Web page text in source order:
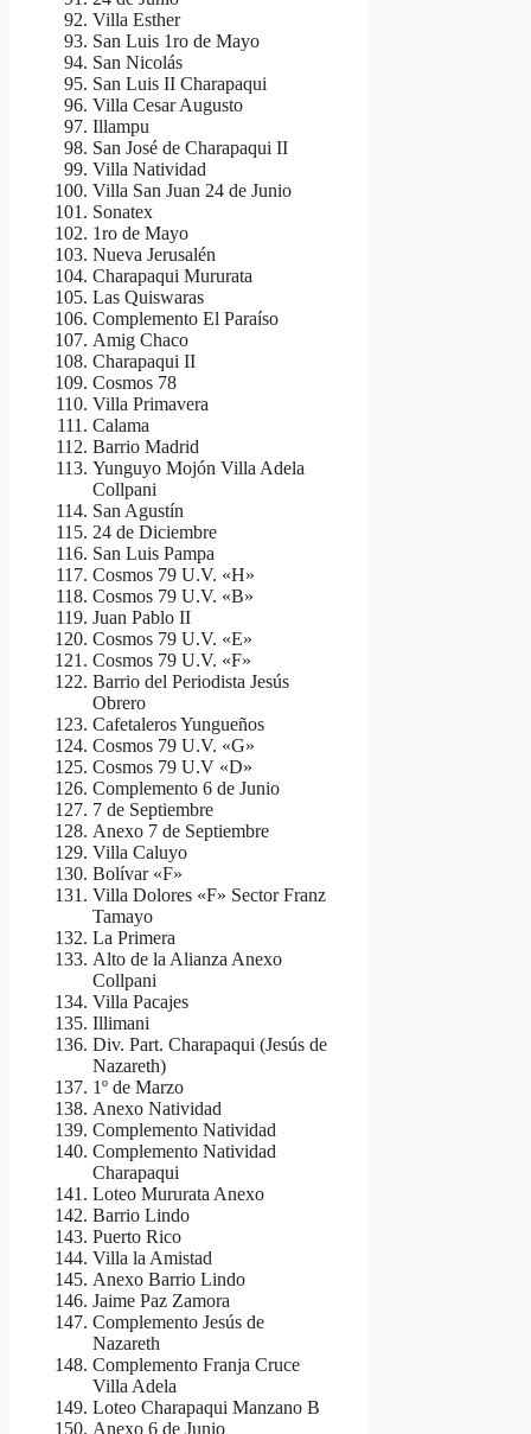
Villa Esther
San Luis 1ro de Mayo
San Nicolás
San Luis II Charapaqui
Villa Cesar Augusto
Illampu
San José de Charapaqui II
Villa Natividad
Villa San Juan 24 de Junio
Sonatex
1ro de Mayo
Nueva Jerusalén
Charapaqui Mururata
Las Quiswaras
Complemento El Paraíso
Amig Chaco
Charapaqui II
Cosmos 78
Villa Primavera
Calama
Barrio Madrid
Yunguyo Mojón Villa Adela
Collpani
San Agustín
24 de Diciembre
San Luis Pampa
Cosmos 79 U.V. «H»
Cosmos 79 U.V. «B»
Juan Pablo II
Cosmos 79 U.V. «E»
Cosmos 79 U.V. «F»
Barrio del Periodista Jesús
Obrero
Cafetaleros Yungueños
Cosmos 79 U.V. «G»
Cosmos 79 U.V «D»
Complemento 6 de Junio
7 de Septiembre
Anexo 7 de Septiembre
Villa Caluyo
Bolívar «F»
Villa Dolores «F» Sector Franz
Tamayo
La Primera
Alto de la Alianza Anexo
Collpani
Villa Pacajes
Illimani
Div. Part. Charapaqui (Jesús de
Nazareth)
1º de Marzo
Anexo Natividad
Complemento Natividad
Complemento Natividad
Charapaqui
Loteo Mururata Anexo
Barrio Lindo
Puerto Rico
Villa la Amistad
Anexo Barrio Lindo
Jaime Paz Zamora
Complemento Jesús de
Nazareth
Complemento Franja Cruce
Villa Adela
Loteo Charapaqui Manzano B
Anexo 6 de Junio